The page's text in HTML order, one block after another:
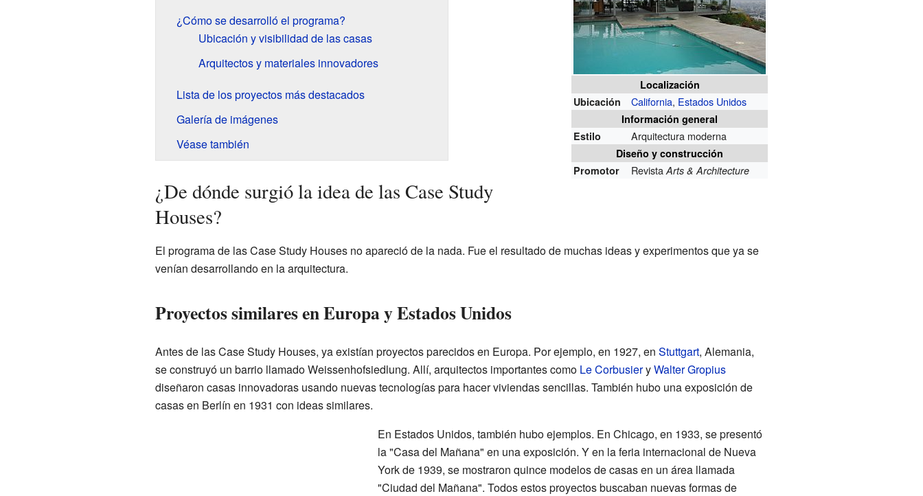
Localización
Ubicación
California, Estados Unidos
Información general
Estilo
Arquitectura moderna
Diseño y construcción
Promotor
RevistaArts & Architecture
¿Cómo se desarrolló el programa?
Ubicación y visibilidad de las casas
Arquitectos y materiales innovadores
Lista de los proyectos más destacados
Galería de imágenes
Véase también
¿De dónde surgió la idea de las Case Study
Houses?
El programa de las Case Study Houses no apareció de la nada. Fue el resultado de muchas ideas y experimentos que ya se
venían desarrollando en la arquitectura.
Proyectos similares en Europa y Estados Unidos
Antes de las Case Study Houses, ya existían proyectos parecidos en Europa. Por ejemplo, en 1927, en Stuttgart, Alemania,
se construyó un barrio llamado Weissenhofsiedlung. Allí, arquitectos importantes como Le CorbusieryWalter Gropius
diseñaron casas innovadoras usando nuevas tecnologías para hacer viviendas sencillas. También hubo una exposición de
casas en Berlín en 1931 con ideas similares.
En Estados Unidos, también hubo ejemplos. En Chicago, en 1933, se presentó
la "Casa del Mañana" en una exposición. Y en la feria internacional de Nueva
York de 1939, se mostraron quince modelos de casas en un área llamada
"Ciudad del Mañana". Todos estos proyectos buscaban nuevas formas de